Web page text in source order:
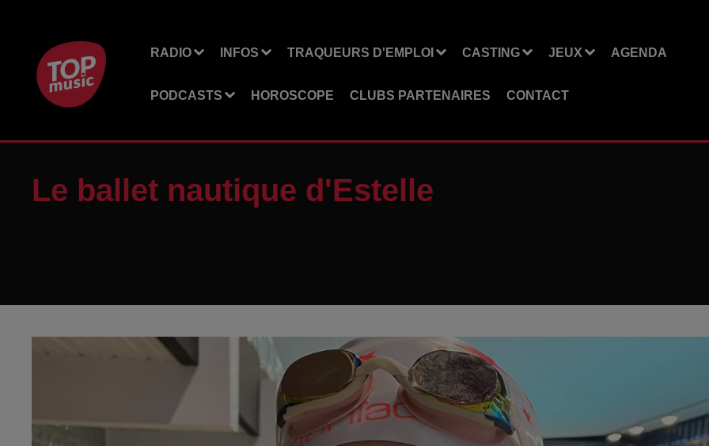
RADIO INFOS TRAQUEURS D'EMPLOI CASTING JEUX AGENDA
PODCASTS HOROSCOPE CLUBS PARTENAIRES CONTACT
Le ballet nautique d'Estelle